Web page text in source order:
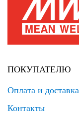
ПОКУПАТЕЛЮ
Оплата и доставка
Контакты